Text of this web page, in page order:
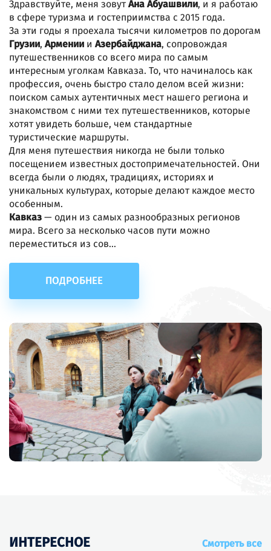
Здравствуйте, меня зовут Ана Абуашвили, и я работаю
в сфере туризма и гостеприимства с 2015 года.
За эти годы я проехала тысячи километров по дорогам
Грузии, Армении и Азербайджана, сопровождая
путешественников со всего мира по самым
интересным уголкам Кавказа. То, что начиналось как
профессия, очень быстро стало делом всей жизни:
поиском самых аутентичных мест нашего региона и
знакомством с ними тех путешественников, которые
хотят увидеть больше, чем стандартные
туристические маршруты.
Для меня путешествия никогда не были только
посещением известных достопримечательностей. Они
всегда были о людях, традициях, историях и
уникальных культурах, которые делают каждое место
особенным.
Кавказ — один из самых разнообразных регионов
мира. Всего за несколько часов пути можно
переместиться из сов...
ПОДРОБНЕЕ
ИНТЕРЕСНОЕ Смотреть все